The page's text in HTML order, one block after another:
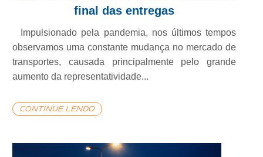
POR
final das entregas
Impulsionado pela pandemia, nos últimos tempos
observamos uma constante mudança no mercado de
transportes, causada principalmente pelo grande
aumento da representatividade...
continue lendo